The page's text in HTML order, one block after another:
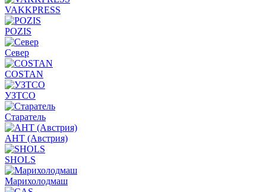
VAKKPRESS
POZIS
Север
COSTAN
УЗТСО
Старатель
АНТ (Австрия)
SHOLS
Марихолодмаш